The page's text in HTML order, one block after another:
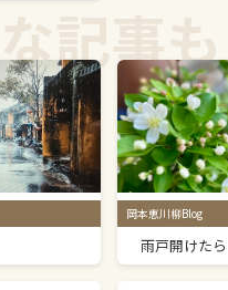
記事も
岡本恵川柳Blog
雨戸開けたら